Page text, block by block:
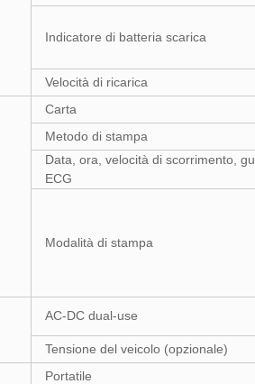
Indicatore di batteria scarica
Velocità di ricarica
Carta
Metodo di stampa
Data, ora, velocità di scorrimento,
ECG
Modalità di stampa
AC-DC dual-use
Tensione del veicolo (opzionale)
Portatile